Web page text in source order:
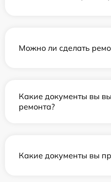
Можно ли сделать
Какие документы вы
ремонта?
Какие документы вы